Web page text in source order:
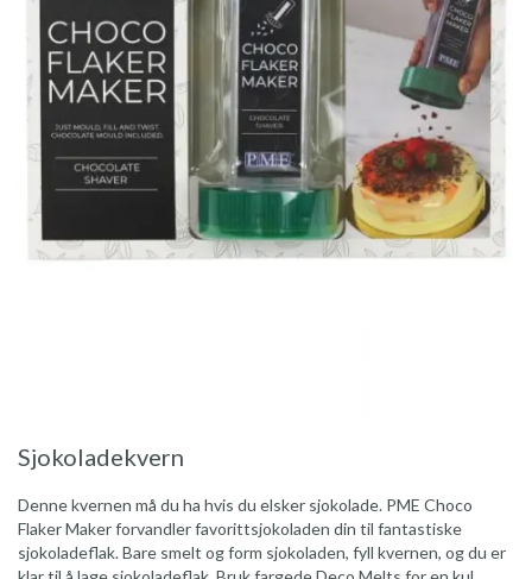
Sjokoladekvern
Denne kvernen må du ha hvis du elsker sjokolade. PME Choco
Flaker Maker forvandler favorittsjokoladen din til fantastiske
sjokoladeflak. Bare smelt og form sjokoladen, fyll kvernen, og du er